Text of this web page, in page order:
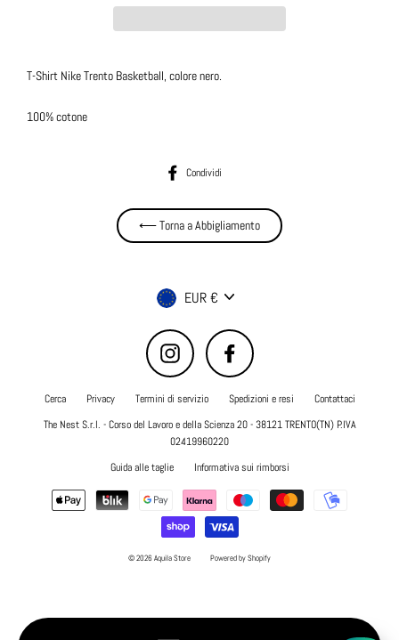
T-Shirt Nike Trento Basketball, colore nero.
100% cotone
Condividi
⟵ Torna a Abbigliamento
Valuta
EUR €
Instagram Facebook
Cerca Privacy Termini di servizio Spedizioni e resi
Contattaci
The Nest S.r.l. - Corso del Lavoro e della Scienza 20 - 38121 TRENTO(TN) P.IVA
02419960220
Guida alle taglie
Informativa sui rimborsi
© 2026 Aquila Store Powered by Shopify